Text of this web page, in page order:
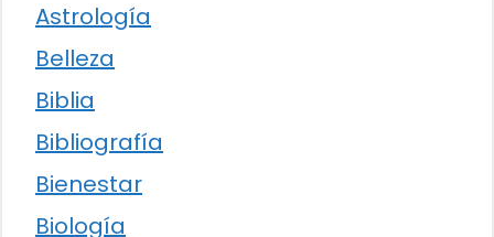
Astrología
Belleza
Biblia
Bibliografía
Bienestar
Biología